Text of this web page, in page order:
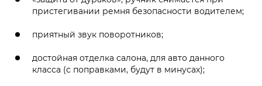
пристегивании ремня безопасности водителем;
приятный звук поворотников;
достойная отделка салона, для авто данного
класса (с поправками, будут в минусах);